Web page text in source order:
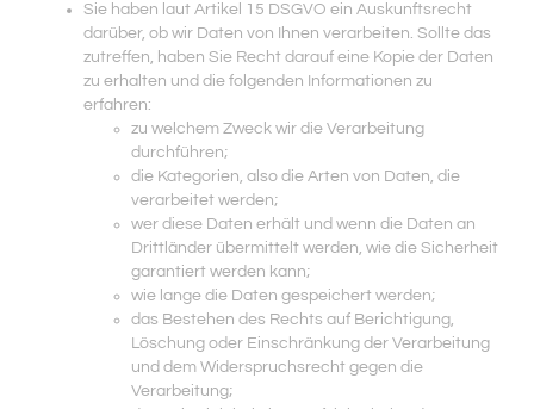
Sie haben laut Artikel 15 DSGVO ein Auskunftsrecht
darüber, ob wir Daten von Ihnen verarbeiten. Sollte das
zutreffen, haben Sie Recht darauf eine Kopie der Daten
zu erhalten und die folgenden Informationen zu
erfahren:
zu welchem Zweck wir die Verarbeitung
durchführen;
die Kategorien, also die Arten von Daten, die
verarbeitet werden;
wer diese Daten erhält und wenn die Daten an
Drittländer übermittelt werden, wie die Sicherheit
garantiert werden kann;
wie lange die Daten gespeichert werden;
das Bestehen des Rechts auf Berichtigung,
Löschung oder Einschränkung der Verarbeitung
und dem Widerspruchsrecht gegen die
Verarbeitung;